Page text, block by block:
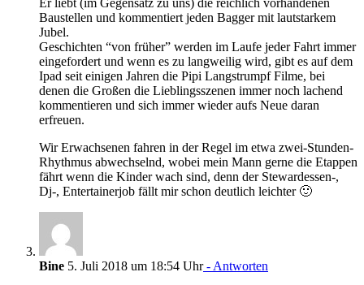
Baustellen und kommentiert jeden Bagger mit lautstarkem
Jubel.
Geschichten “von früher” werden im Laufe jeder Fahrt immer
eingefordert und wenn es zu langweilig wird, gibt es auf dem
Ipad seit einigen Jahren die Pipi Langstrumpf Filme, bei
denen die Großen die Lieblingsszenen immer noch lachend
kommentieren und sich immer wieder aufs Neue daran
erfreuen.
Wir Erwachsenen fahren in der Regel im etwa zwei-Stunden-
Rhythmus abwechselnd, wobei mein Mann gerne die Etappen
fährt wenn die Kinder wach sind, denn der Stewardessen-,
Dj-, Entertainerjob fällt mir schon deutlich leichter 🙂
Bine 5. Juli 2018 um 18:54 Uhr- Antworten